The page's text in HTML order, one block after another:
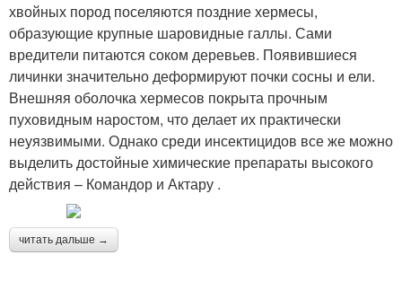
хвойных пород поселяются поздние хермесы,
образующие крупные шаровидные галлы. Сами
вредители питаются соком деревьев. Появившиеся
личинки значительно деформируют почки сосны и ели.
Внешняя оболочка хермесов покрыта прочным
пуховидным наростом, что делает их практически
неуязвимыми. Однако среди инсектицидов все же можно
выделить достойные химические препараты высокого
действия – Командор и Актару .
читать дальше →